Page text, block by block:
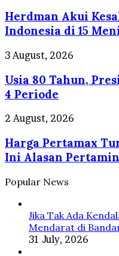
Gram!
Kesalahan
Fatal
Timnas
Indonesia
15
Menit
Awal
Herdman Akui
Indonesia di 15
Usia
Tahun,
Presiden
Brasil
Maju
Nyapres
4
Periode
3 August, 2026
Usia 80 Tahun,
4 Periode
Harga
Turun
Mulai
1
Agustus
2026,
Alasan
Pertamina
2 August, 2026
Harga Pertamax
Ini Alasan
Popular News
Jika Tak Ada
Mendarat di
31 July, 2026